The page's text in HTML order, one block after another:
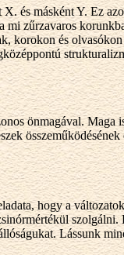
és másként Y. Ez
mi zűrzavaros
korokon és
önmagával. Maga
hogy a
Lássunk